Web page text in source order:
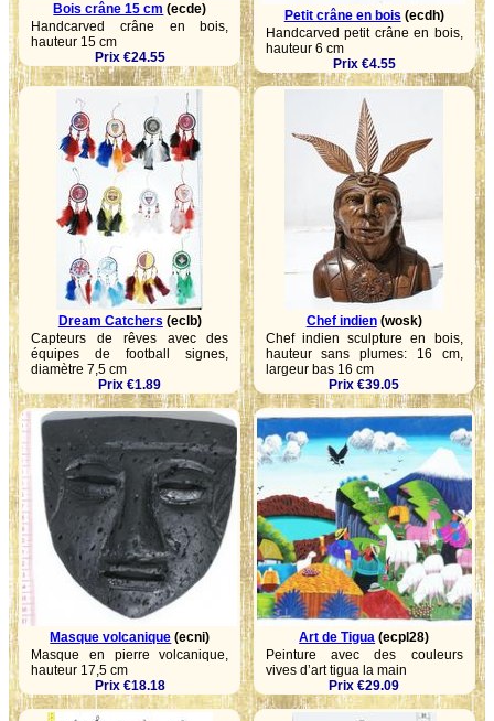
Bois crâne 15 cm (ecde)
Handcarved crâne en bois,
hauteur 15 cm
Prix €24.55
Petit crâne en bois (ecdh)
Handcarved petit crâne en bois,
hauteur 6 cm
Prix €4.55
Dream Catchers (eclb)
Capteurs de rêves avec des
équipes de football signes,
diamètre 7,5 cm
Prix €1.89
Chef indien(wosk)
Chef indien sculpture en bois,
hauteur sans plumes: 16 cm,
largeur bas 16 cm
Prix €39.05
Masque volcanique (ecni)
Masque en pierre volcanique,
hauteur 17,5 cm
Prix €18.18
Art de Tigua (ecpl28)
Peinture avec des couleurs
vives d’art tigua la main
Prix €29.09